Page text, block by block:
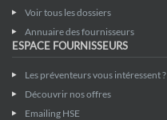
Voir tous les dossiers
Annuaire des fournisseurs
ESPACE FOURNISSEURS
Les préventeurs vous intéressent ?
Découvrir nos offres
Emailing HSE